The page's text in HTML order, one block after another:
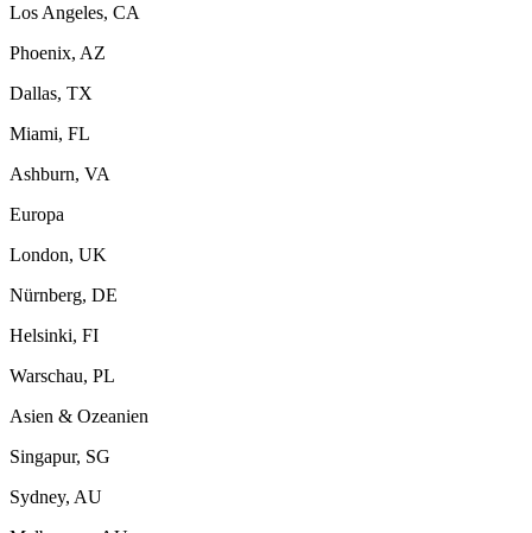
Los Angeles, CA
Phoenix, AZ
Dallas, TX
Miami, FL
Ashburn, VA
Europa
London, UK
Nürnberg, DE
Helsinki, FI
Warschau, PL
Asien & Ozeanien
Singapur, SG
Sydney, AU